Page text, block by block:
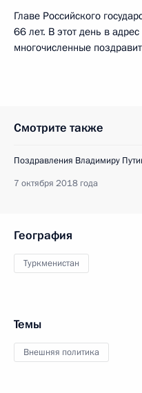
Главе Российского
66 лет. В этот день в
многочисленные
Смотрите также
Поздравления Владимиру
7 октября 2018 года
География
Туркменистан
Темы
Внешняя политика